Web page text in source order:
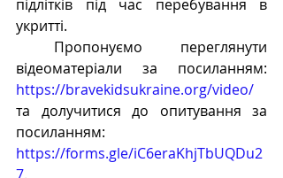
підлітків під час перебування в
укритті.
https://bravekidsukraine.org/video/
та долучитися до опитування за
https://forms.gle/iC6eraKhjTbUQDu2